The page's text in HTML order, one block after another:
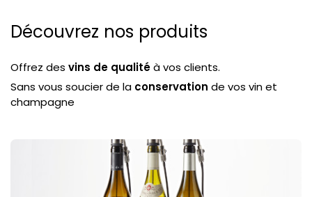
Découvrez nos produits
Offrez des vins de qualitéà vos clients.
Sans vous soucier de la conservation de vos vin et
champagne